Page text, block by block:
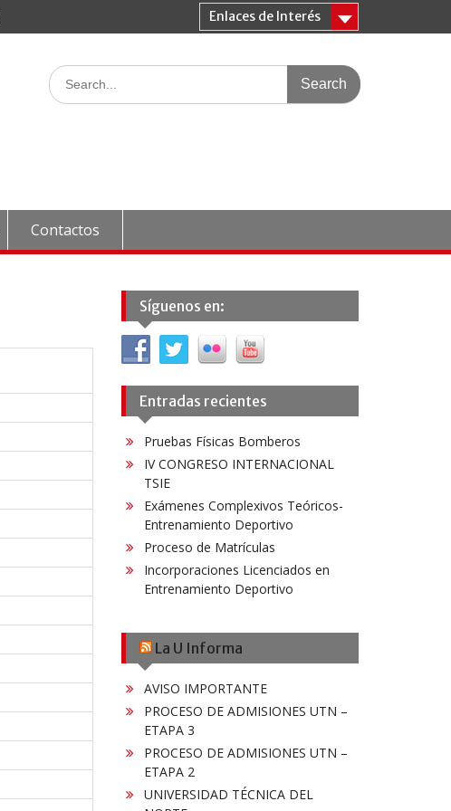
Enlaces de Interés
Search
for:
Contactos
Síguenos en:
Entradas recientes
Pruebas Físicas Bomberos
IV CONGRESO INTERNACIONAL
TSIE
Exámenes Complexivos Teóricos-
Entrenamiento Deportivo
Proceso de Matrículas
Incorporaciones Licenciados en
Entrenamiento Deportivo
La U Informa
AVISO IMPORTANTE
PROCESO DE ADMISIONES UTN –
ETAPA 3
PROCESO DE ADMISIONES UTN –
ETAPA 2
UNIVERSIDAD TÉCNICA DEL